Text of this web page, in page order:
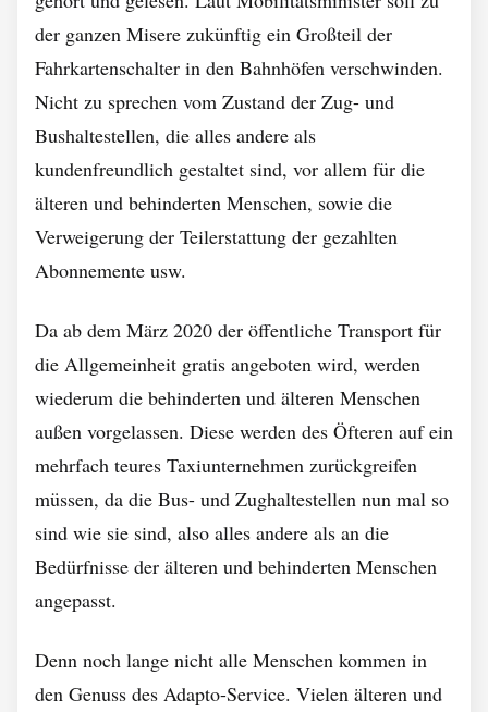
der ganzen Misere zukünftig ein Großteil der
Fahrkartenschalter in den Bahnhöfen verschwinden.
Nicht zu sprechen vom Zustand der Zug- und
Bushaltestellen, die alles andere als
kundenfreundlich gestaltet sind, vor allem für die
älteren und behinderten Menschen, sowie die
Verweigerung der Teilerstattung der gezahlten
Abonnemente usw.
Da ab dem März 2020 der öffentliche Transport für
die Allgemeinheit gratis angeboten wird, werden
wiederum die behinderten und älteren Menschen
außen vorgelassen. Diese werden des Öfteren auf ein
mehrfach teures Taxiunternehmen zurückgreifen
müssen, da die Bus- und Zughaltestellen nun mal so
sind wie sie sind, also alles andere als an die
Bedürfnisse der älteren und behinderten Menschen
angepasst.
Denn noch lange nicht alle Menschen kommen in
den Genuss des Adapto-Service. Vielen älteren und